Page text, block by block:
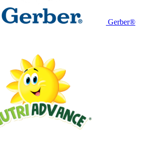
Gerber®